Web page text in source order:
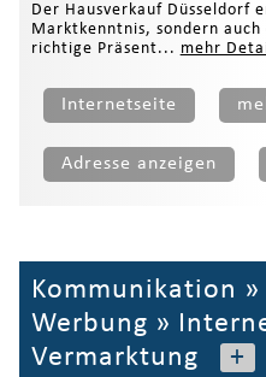
Der Hausverkauf Düsseldorf
Marktkenntnis, sondern
richtige Präsent... mehr
Internetseite
Adresse anzeigen
Kommunikation »
Werbung »
Vermarktung
+